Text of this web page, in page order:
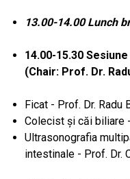
13.00-14.00 Lunch
14.00-15.30
(Chair: Prof. Dr.
Ficat - Prof. Dr. Radu
Colecist și căi biliare
Ultrasonografia
intestinale - Prof. Dr.